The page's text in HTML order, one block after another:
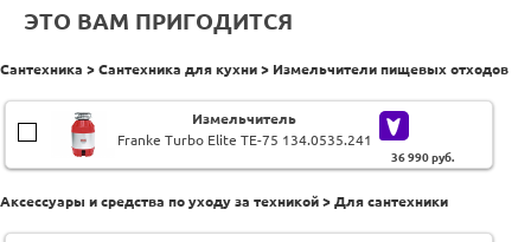
ЭТО ВАМ ПРИГОДИТСЯ
Сантехника > Сантехника для кухни > Измельчители пищевых отходов
Измельчитель
Franke Turbo Elite TE-75 134.0535.241
36 990руб.
Аксессуары и средства по уходу за техникой > Для сантехники